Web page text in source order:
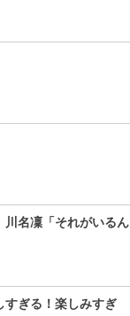
名凜「それがいるん
すぎる！楽しみすぎ